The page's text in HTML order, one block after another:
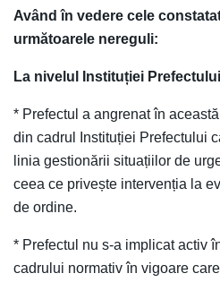
Având în vedere cele
următoarele nereguli:
La nivelul Instituției Prefectului
* Prefectul a angrenat în
din cadrul Instituției Prefectului
linia gestionării situațiilor de
ceea ce privește intervenția la
de ordine.
* Prefectul nu s-a implicat activ
cadrului normativ în vigoare